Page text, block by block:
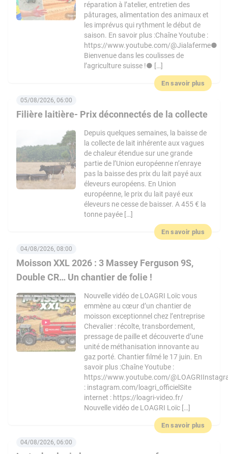
réparation à l’atelier, entretien des
pâturages, alimentation des animaux et
les imprévus qui rythment le début de
saison. En savoir plus :Chaîne Youtube :
https://www.youtube.com/@Jialaferme●
Bienvenue dans les coulisses de
l’agriculture suisse !● […]
En savoir plus
Filière laitière- Prix déconnectés de la collecte
05/08/2026, 06:00
Depuis quelques semaines, la baisse de
la collecte de lait inhérente aux vagues
de chaleur étendue sur une grande
partie de l’Union européenne n’enraye
pas la baisse des prix du lait payé aux
éleveurs européens. En Union
européenne, le prix du lait payé eux
éleveurs ne cesse de baisser. A 455 € la
tonne payée […]
En savoir plus
Moisson XXL 2026 : 3 Massey Ferguson 9S,
Double CR… Un chantier de folie !
04/08/2026, 08:00
Nouvelle vidéo de LOAGRI Loïc vous
emmène au cœur d’un chantier de
moisson exceptionnel chez l’entreprise
Chevalier : récolte, transbordement,
pressage de paille et découverte d’une
unité de méthanisation innovante au
gaz porté. Chantier filmé le 17 juin. En
savoir plus :Chaîne Youtube :
https://www.youtube.com/
: instagram.com/loagri_officielSite
internet : https://loagri-video.fr/
Nouvelle vidéo de LOAGRI Loïc […]
En savoir plus
04/08/2026, 06:00